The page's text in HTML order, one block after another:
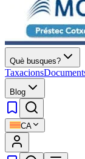
Què busques?
Taxacions
Blog
CA